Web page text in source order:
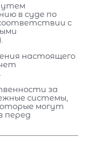
в суде по
с
настоящего
за
системы,
могут
перед